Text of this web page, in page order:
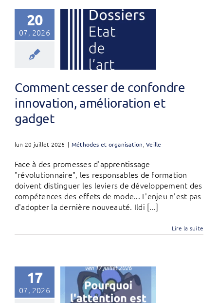
20
07, 2026
Comment cesser de confondre
innovation, amélioration et
gadget
lun 20 juillet 2026 | Méthodes et organisation,Veille
Face à des promesses d'apprentissage
"révolutionnaire", les responsables de formation
doivent distinguer les leviers de développement des
compétences des effets de mode... L'enjeu n'est pas
d'adopter la dernière nouveauté. Ildi [...]
Lire la suite
17
07, 2026